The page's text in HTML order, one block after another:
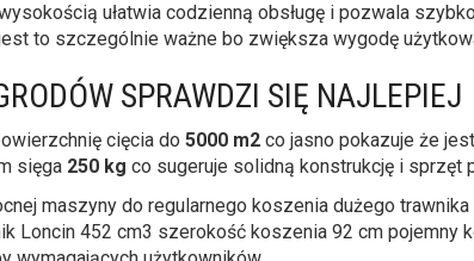
ułatwia codzienną obsługę i pozwala
to szczególnie ważne bo zwiększa wygodę
SPRAWDZI SIĘ NAJLEPIEJ
cięcia do 5000 m2 co jasno pokazuje że
sięga 250 kg co sugeruje solidną konstrukcję i sprzęt
maszyny do regularnego koszenia dużego trawnika
Loncin 452 cm3 szerokość koszenia 92 cm